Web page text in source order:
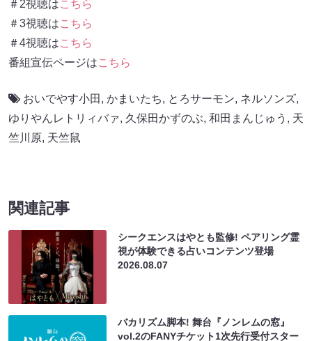
＃2視聴はこちら
＃3視聴はこちら
＃4視聴はこちら
番組宣伝ページはこちら
おいでやす小田 , かまいたち, とろサーモン, ネルソンズ,
ゆりやんレトリィバァ, 久保田かずのぶ, 和田まんじゅう , 天
竺川原, 天竺鼠
関連記事
シークエンスはやとも監修! ペアリング霊
視が体験できる占いコンテンツ登場
2026.08.07
バカリズム脚本! 舞台『ノンレムの窓』
vol.2のFANYチケット1次先行受付スター